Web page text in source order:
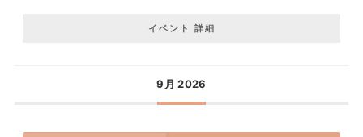
イベント 詳細
9月 2026